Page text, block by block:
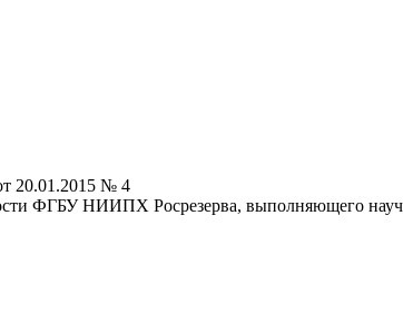
20.01.2015 № 4
ФГБУ НИИПХ Росрезерва, выполняющего